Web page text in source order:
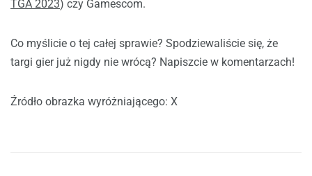
TGA 2023) czy Gamescom.
Co myślicie o tej całej sprawie? Spodziewaliście się, że
targi gier już nigdy nie wrócą? Napiszcie w komentarzach!
Źródło obrazka wyróżniającego: X